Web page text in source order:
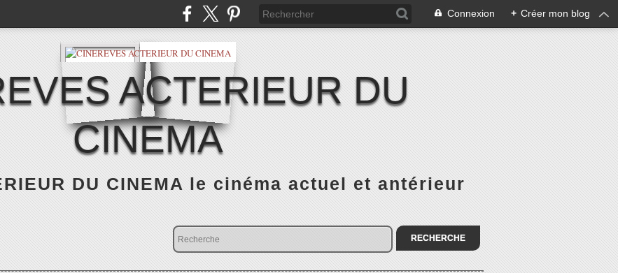
Connexion + Créer mon blog
ACTERIEUR DU
CINEMA
DU CINEMA le cinéma actuel et antérieur